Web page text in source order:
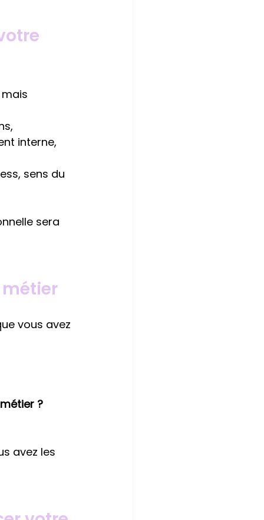
interne,
sens du
sera
vous avez
?
avez les